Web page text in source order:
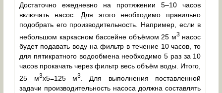
Достаточно ежедневно на протяжении 5–10 часов
включать насос. Для этого необходимо правильно
подобрать его производительность. Например, если в
небольшом каркасном бассейне объёмом 25 м3насос
будет подавать воду на фильтр в течение 10 часов, то
для пятикратного водообмена необходимо 5 раз за 10
часов прокачать через фильтр весь объём воды. Итого,
25 м3х5=125 м3
. Для выполнения поставленной
задачи производительность насоса должна составлять